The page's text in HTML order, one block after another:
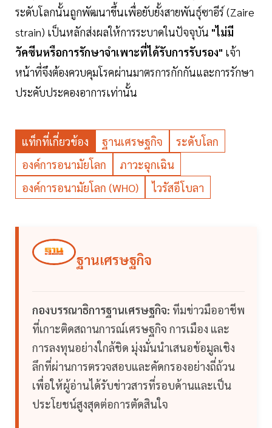
ระดับโลกนั้นถูกพัฒนาขึ้นเพื่อยับยั้งสายพันธุ์ซาอีร์ (Zaire
strain) เป็นหลักส่งผลให้การระบาดในปัจจุบัน "ไม่มี
วัคซีนหรือการรักษาจำเพาะที่ได้รับการรับรอง" เจ้า
หน้าที่จึงต้องควบคุมโรคผ่านมาตรการกักกันและการรักษา
ประคับประคองอาการเท่านั้น
แท็กที่เกี่ยวข้อง ฐานเศรษฐกิจ
ระดับโลก
องค์การอนามัยโลก
ภาวะฉุกเฉิน
องค์การอนามัยโลก (WHO)
ไวรัสอีโบลา
ฐานเศรษฐกิจ
กองบรรณาธิการฐานเศรษฐกิจ: ทีมข่าวมืออาชีพ
ที่เกาะติดสถานการณ์เศรษฐกิจ การเมือง และ
การลงทุนอย่างใกล้ชิด มุ่งมั่นนำเสนอข้อมูลเชิง
ลึกที่ผ่านการตรวจสอบและคัดกรองอย่างถี่ถ้วน
เพื่อให้ผู้อ่านได้รับข่าวสารที่รอบด้านและเป็น
ประโยชน์สูงสุดต่อการตัดสินใจ